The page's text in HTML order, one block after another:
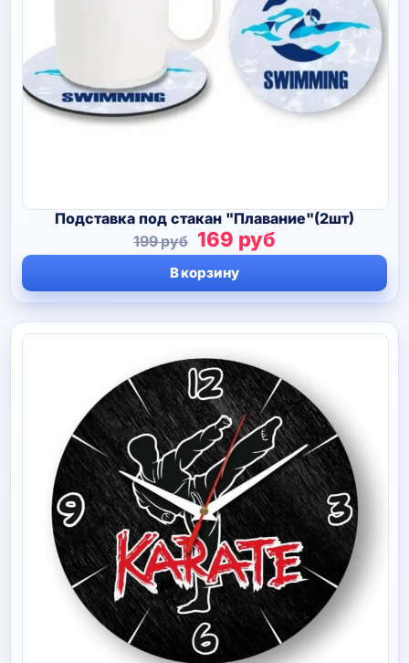
Подставка под стакан "Плавание"(2шт)
199руб Первоначальная
цена
составляла
199 руб.
169 рубТекущая
цена:
169 руб.
В корзину